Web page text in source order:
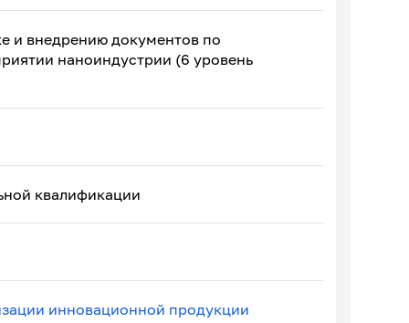
и внедрению документов по
наноиндустрии (6 уровень
квалификации
инновационной продукции